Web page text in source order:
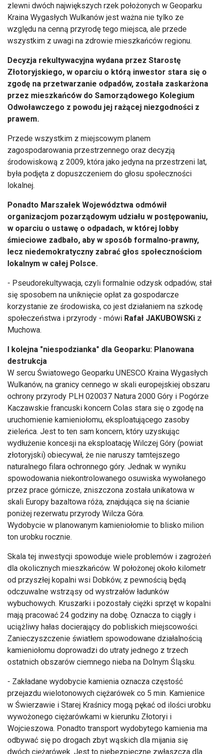
zlewni dwóch największych rzek położonych w Geoparku
Kraina Wygasłych Wulkanów jest ważna nie tylko ze
względu na cenną przyrodę tego miejsca, ale przede
wszystkim z uwagi na zdrowie mieszkańców regionu.
Decyzja rekultywacyjna wydana przez Starostę
Złotoryjskiego, w oparciu o którą inwestor stara się o
zgodę na przetwarzanie odpadów, została zaskarżona
przez mieszkańców do Samorządowego Kolegium
Odwoławczego z powodu jej rażącej niezgodności z
prawem.
Przede wszystkim z miejscowym planem
zagospodarowania przestrzennego oraz decyzją
środowiskową z 2009, która jako jedyna na przestrzeni lat,
była podjęta z dopuszczeniem do głosu społeczności
lokalnej.
Ponadto Marszałek Województwa odmówił
organizacjom pozarządowym udziału w postępowaniu,
w oparciu o ustawę o odpadach, w której lobby
śmieciowe zadbało, aby w sposób formalno-prawny,
lecz niedemokratyczny zabrać głos społecznościom
lokalnym w całej Polsce.
- Pseudorekultywacja, czyli formalnie odzysk odpadów, stał
się sposobem na uniknięcie opłat za gospodarcze
korzystanie ze środowiska, co jest działaniem na szkodę
społeczeństwa i przyrody - mówi Rafał JAKUBOWSKi z
Muchowa.
I kolejna "niespodzianka" dla Geoparku: Planowana
destrukcja
W sercu Światowego Geoparku UNESCO Kraina Wygasłych
Wulkanów, na granicy cennego w skali europejskiej obszaru
ochrony przyrody PLH 020037 Natura 2000 Góry i Pogórze
Kaczawskie francuski koncern Colas stara się o zgodę na
uruchomienie kamieniołomu, eksploatującego zasoby
zieleńca. Jest to ten sam koncern, który uzyskując
wydłużenie koncesji na eksploatację Wilczej Góry (powiat
złotoryjski) obiecywał, że nie naruszy tamtejszego
naturalnego filara ochronnego góry. Jednak w wyniku
spowodowania niekontrolowanego osuwiska wywołanego
przez prace górnicze, zniszczona została unikatowa w
skali Europy bazaltowa róża, znajdująca się na ścianie
poniżej rezerwatu przyrody Wilcza Góra.
Wydobycie w planowanym kamieniołomie to blisko milion
ton urobku rocznie.
Skala tej inwestycji spowoduje wiele problemów i zagrożeń
dla okolicznych mieszkańców. W położonej około kilometr
od przyszłej kopalni wsi Dobków, z pewnością będą
odczuwalne wstrząsy od wystrzałów ładunków
wybuchowych. Kruszarki i pozostały ciężki sprzęt w kopalni
mają pracować 24 godziny na dobę. Oznacza to ciągły i
uciążliwy hałas docierający do pobliskich miejscowości.
Zanieczyszczenie światłem spowodowane działalnością
kamieniołomu doprowadzi do utraty jednego z trzech
ostatnich obszarów ciemnego nieba na Dolnym Śląsku.
- Zakładane wydobycie kamienia oznacza częstość
przejazdu wielotonowych ciężarówek co 5 min. Kamienice
w Świerzawie i Starej Kraśnicy mogą pękać od ilości urobku
wywożonego ciężarówkami w kierunku Złotoryi i
Wojcieszowa. Ponadto transport wydobytego kamienia ma
odbywać się po drogach zbyt wąskich dla mijania się
dwóch ciężarówek. Jest to niebezpieczne zwłaszcza dla